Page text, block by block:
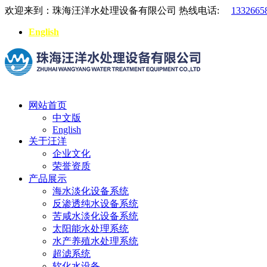
欢迎来到：珠海汪洋水处理设备有限公司 热线电话:
English
网站首页
中文版
English
关于汪洋
企业文化
荣誉资质
产品展示
海水淡化设备系统
反渗透纯水设备系统
苦咸水淡化设备系统
太阳能水处理系统
水产养殖水处理系统
超滤系统